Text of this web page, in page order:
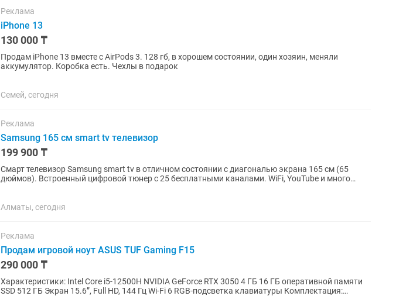
Реклама
iPhone 13
130 000 ₸
Продам iPhone 13 вместе с AirPods 3. 128 гб, в хорошем состоянии, один хозяин, меняли
аккумулятор. Коробка есть. Чехлы в подарок
Семей, сегодня
Реклама
Samsung 165 см smart tv телевизор
199 900 ₸
Смарт телевизор Samsung smart tv в отличном состоянии с диагональю экрана 165 см (65
дюймов). Встроенный цифровой тюнер с 25 бесплатными каналами. WiFi, YouTube и много
Алматы, сегодня
Реклама
Продам игровой ноут ASUS TUF Gaming F15
290 000 ₸
Характеристики: Intel Core i5-12500H NVIDIA GeForce RTX 3050 4 ГБ 16 ГБ оперативной памяти
SSD 512 ГБ Экран 15.6”, Full HD, 144 Гц Wi-Fi 6 RGB-подсветка клавиатуры Комплектация: